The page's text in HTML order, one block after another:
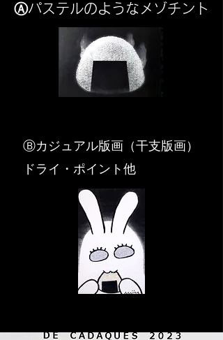
Ⓐパステルのようなメゾチント
​Ⓑカジュアル版画（干支版画）
ドライ・ポイント他